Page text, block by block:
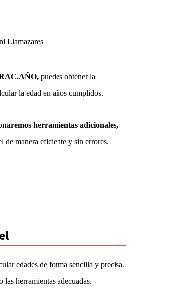
Llamazares
puedes obtener la
la edad en años cumplidos.
herramientas adicionales,
de manera eficiente y sin errores.
edades de forma sencilla y precisa.
las herramientas adecuadas.